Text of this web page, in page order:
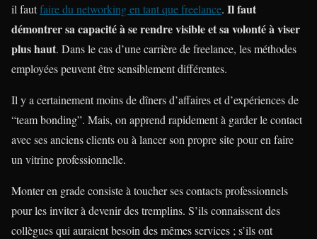
il fautfaire du networking en tant que freelance. Il faut
démontrer sa capacité à se rendre visible et sa volonté à viser
plus haut. Dans le cas d’une carrière de freelance, les méthodes
employées peuvent être sensiblement différentes.
Il y a certainement moins de dîners d’affaires et d’expériences de
“team bonding”. Mais, on apprend rapidement à garder le contact
avec ses anciens clients ou à lancer son propre site pour en faire
un vitrine professionnelle.
Monter en grade consiste à toucher ses contacts professionnels
pour les inviter à devenir des tremplins. S’ils connaissent des
collègues qui auraient besoin des mêmes services ; s’ils ont